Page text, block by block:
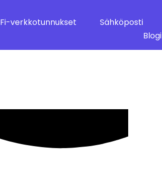
Fi-verkkotunnukset
Sähköposti
Blogi